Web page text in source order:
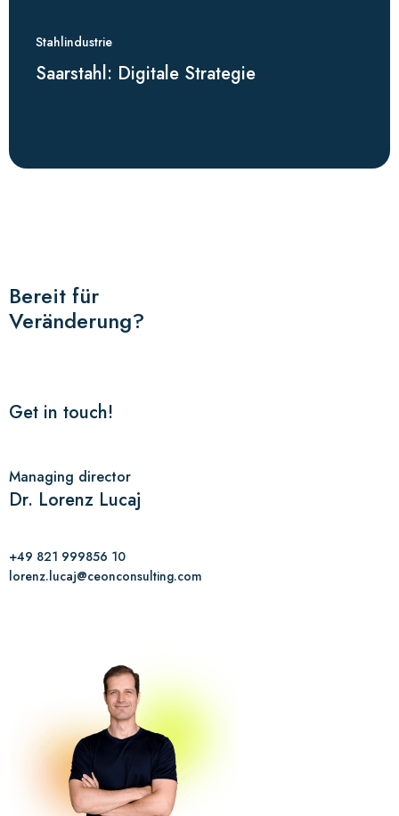
Stahlindustrie
Saarstahl: Digitale Strategie
Bereit für
Veränderung?
Get in touch!
Managing director
Dr. Lorenz Lucaj
+49 821 999856 10
lorenz.lucaj@ceonconsulting.com